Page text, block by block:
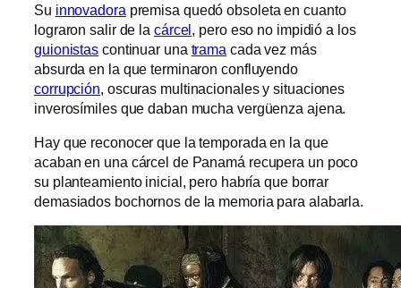
Su innovadora premisa quedó obsoleta en cuanto
lograron salir de la cárcel, pero eso no impidió a los
guionistas continuar una trama cada vez más
absurda en la que terminaron confluyendo
corrupción, oscuras multinacionales y situaciones
inverosímiles que daban mucha vergüenza ajena.
Hay que reconocer que la temporada en la que
acaban en una cárcel de Panamá recupera un poco
su planteamiento inicial, pero habría que borrar
demasiados bochornos de la memoria para alabarla.